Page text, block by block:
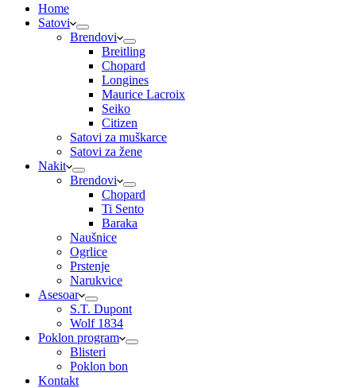
Home
Satovi
Brendovi
Breitling
Chopard
Longines
Maurice Lacroix
Seiko
Citizen
Satovi za muškarce
Satovi za žene
Nakit
Brendovi
Chopard
Ti Sento
Baraka
Naušnice
Ogrlice
Prstenje
Narukvice
Asesoar
S.T. Dupont
Wolf 1834
Poklon program
Blisteri
Poklon bon
Kontakt